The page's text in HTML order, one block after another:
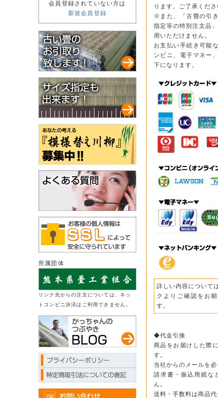
会員登録されていない方は
新規会員登録
所属団体
リンク先からの注文については、ネッ
トコンビニ決済はご利用できません。
ります。ご了承くだ
※また、「古畳の引
指定等の特別注文品
用いただけません。
お支払い手続き可能
ンビニ、電子マネー
下になります。
詳しい内容について
クよりご確認をお
す。
◆代金引換
商品をお届けした際
す。
当社からのメールを
請求書・振込用紙な
ん。
送料・手数料は商品